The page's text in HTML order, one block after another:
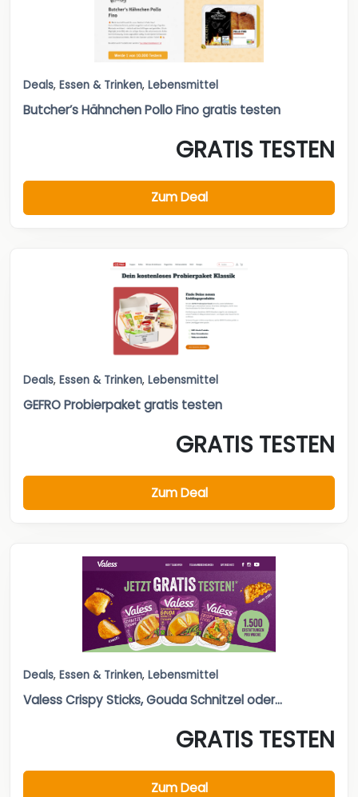
Deals, Essen & Trinken, Lebensmittel
Butcher’s Hähnchen Pollo Fino gratis testen
GRATIS TESTEN
Zum Deal
Deals, Essen & Trinken, Lebensmittel
GEFRO Probierpaket gratis testen
GRATIS TESTEN
Zum Deal
Deals, Essen & Trinken, Lebensmittel
Valess Crispy Sticks, Gouda Schnitzel oder...
GRATIS TESTEN
Zum Deal